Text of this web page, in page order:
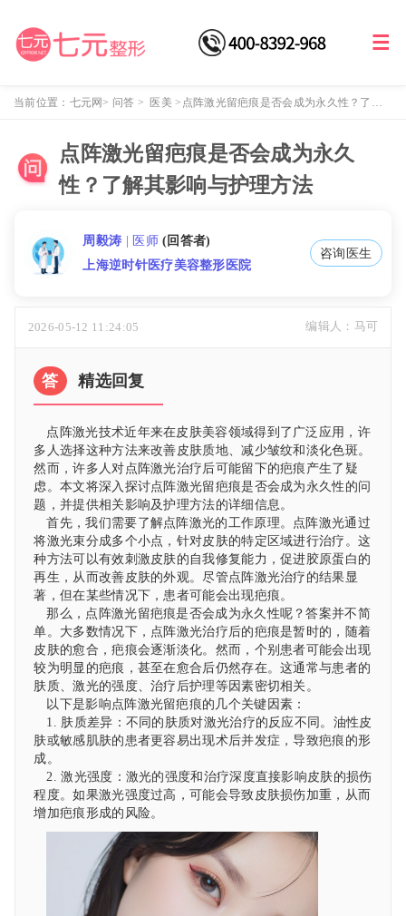
当前位置： 七元网> 问答 > 医美 > 点阵激光留疤痕是否会成为永久性？了解
点阵激光留疤痕是否会成为永久
性？了解其影响与护理方法
周毅涛 | 医师 (回答者)
上海逆时针医疗美容整形医院
咨询医生
2026-05-12 11:24:05 编辑人：马可
答 精选回复
点阵激光技术近年来在皮肤美容领域得到了广泛应用，许
多人选择这种方法来改善皮肤质地、减少皱纹和淡化色斑。
然而，许多人对点阵激光治疗后可能留下的疤痕产生了疑
虑。本文将深入探讨点阵激光留疤痕是否会成为永久性的问
题，并提供相关影响及护理方法的详细信息。
首先，我们需要了解点阵激光的工作原理。点阵激光通过
将激光束分成多个小点，针对皮肤的特定区域进行治疗。这
种方法可以有效刺激皮肤的自我修复能力，促进胶原蛋白的
再生，从而改善皮肤的外观。尽管点阵激光治疗的结果显
著，但在某些情况下，患者可能会出现疤痕。
那么，点阵激光留疤痕是否会成为永久性呢？答案并不简
单。大多数情况下，点阵激光治疗后的疤痕是暂时的，随着
皮肤的愈合，疤痕会逐渐淡化。然而，个别患者可能会出现
较为明显的疤痕，甚至在愈合后仍然存在。这通常与患者的
肤质、激光的强度、治疗后护理等因素密切相关。
以下是影响点阵激光留疤痕的几个关键因素：
1. 肤质差异：不同的肤质对激光治疗的反应不同。油性皮
肤或敏感肌肤的患者更容易出现术后并发症，导致疤痕的形
成。
2. 激光强度：激光的强度和治疗深度直接影响皮肤的损伤
程度。如果激光强度过高，可能会导致皮肤损伤加重，从而
增加疤痕形成的风险。